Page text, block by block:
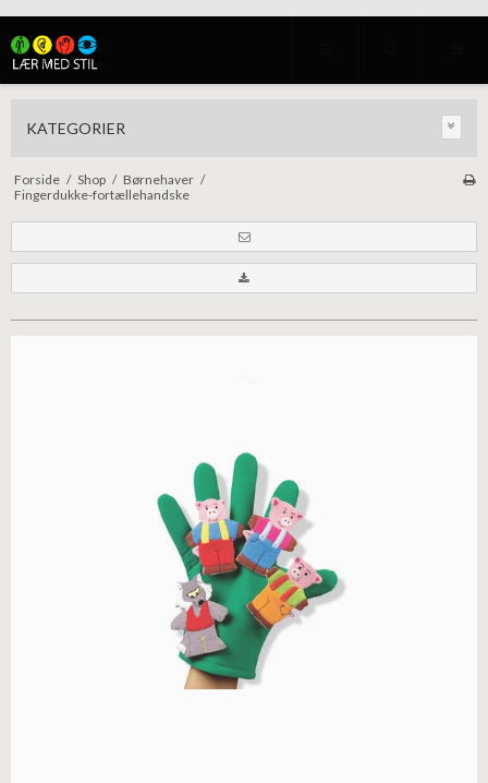
KATEGORIER
Forside / Shop / Børnehaver /
Fingerdukke-fortællehandske